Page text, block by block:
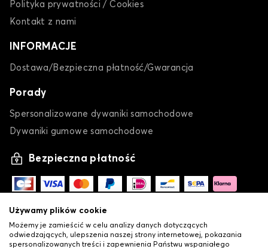
Polityka prywatności / Cookies
Kontakt z nami
INFORMACJE
Dostawa/Bezpieczna płatność/Gwarancja
Porady
Spersonalizowane dywaniki samochodowe
Dywaniki gumowe samochodowe
Bezpieczna płatność
Używamy plików cookie
Możemy je zamieścić w celu analizy danych dotyczących
odwiedzających, ulepszenia naszej strony internetowej, pokazania
spersonalizowanych treści i zapewnienia Państwu wspaniałego